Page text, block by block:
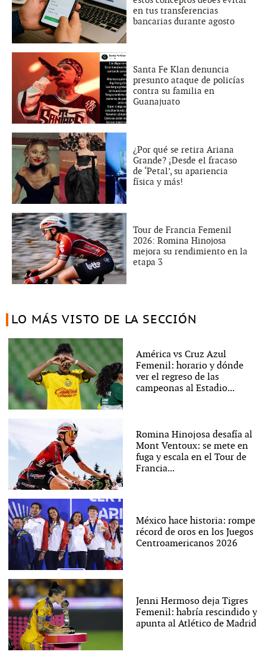
en tus transferencias
bancarias durante agosto
Santa Fe Klan denuncia
presunto ataque de policías
contra su familia en
Guanajuato
¿Por qué se retira Ariana
Grande? ¡Desde el fracaso
de ‘Petal’, su apariencia
física y más!
Tour de Francia Femenil
2026: Romina Hinojosa
mejora su rendimiento en la
etapa 3
LO MÁS VISTO DE LA SECCIÓN
América vs Cruz Azul
Femenil: horario y dónde
ver el regreso de las
campeonas al Estadio...
Romina Hinojosa desafía al
Mont Ventoux: se mete en
fuga y escala en el Tour de
Francia...
México hace historia: rompe
récord de oros en los Juegos
Centroamericanos 2026
Jenni Hermoso deja Tigres
Femenil: habría rescindido y
apunta al Atlético de Madrid